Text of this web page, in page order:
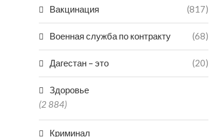
Вакцинация (817)
Военная служба по контракту (68)
Дагестан – это (20)
Здоровье
(2 884)
Криминал